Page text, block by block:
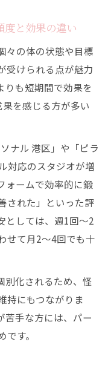
度と効果の違い
々の体の状態や目標
受けられる点が魅力
りも短期間で効果を
を感じる方が多い
ナル 港区」や「ピラ
対応のスタジオが増
ォームで効率的に鍛
された」といった評
としては、週1回〜2
せて月2〜4回でも十
別化されるため、怪
持にもつながりま
苦手な方には、パー
す。